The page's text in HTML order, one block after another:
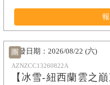
團
AZNZCC13260822A
【冰雪-紐西蘭雲之
2026/08/22 (六)